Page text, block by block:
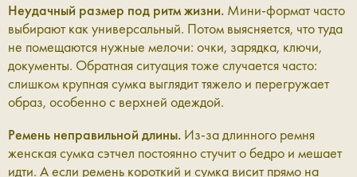
Неудачный размер под ритм жизни. Мини-формат часто
выбирают как универсальный. Потом выясняется, что туда
не помещаются нужные мелочи: очки, зарядка, ключи,
документы. Обратная ситуация тоже случается часто:
слишком крупная сумка выглядит тяжело и перегружает
образ, особенно с верхней одеждой.
Ремень неправильной длины. Из-за длинного ремня
женская сумка сэтчел постоянно стучит о бедро и мешает
идти. А если ремень короткий и сумка висит прямо на